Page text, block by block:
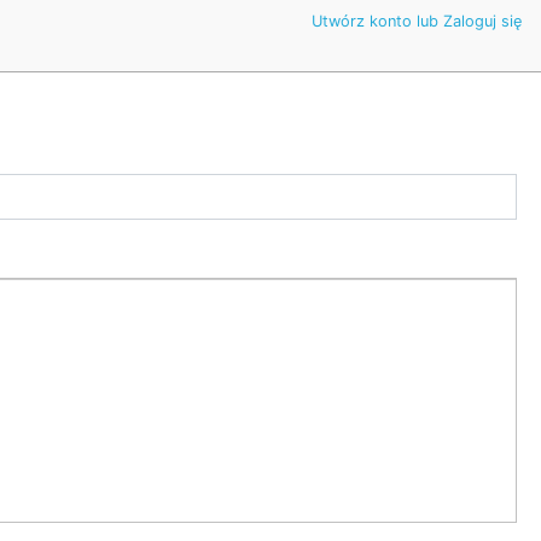
Utwórz konto lub Zaloguj się